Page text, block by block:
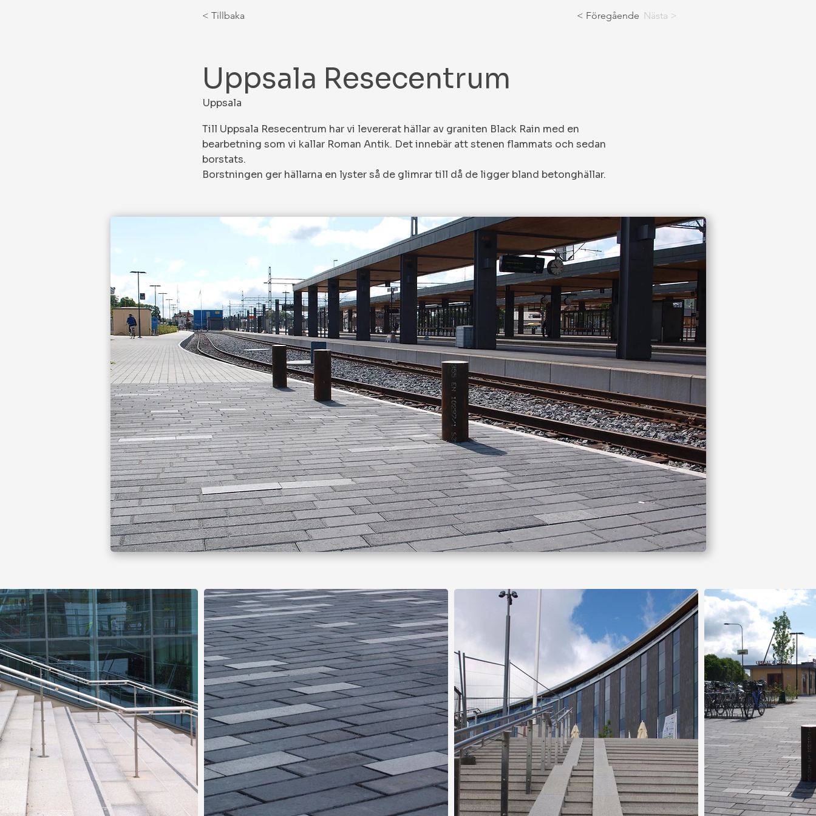
< Tillbaka < Föregående Nästa >
Uppsala Resecentrum
Till Uppsala Resecentrum har vi levererat hällar av graniten Black Rain med en
bearbetning som vi kallar Roman Antik. Det innebär att stenen flammats och sedan
borstats.
Borstningen ger hällarna en lyster så de glimrar till då de ligger bland betonghällar.
Uppsala